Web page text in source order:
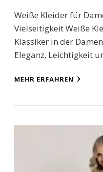
Weiße Kleider für
Vielseitigkeit Weiße
Klassiker in der
Eleganz, Leichtigkeit
MEHR ERFAHREN